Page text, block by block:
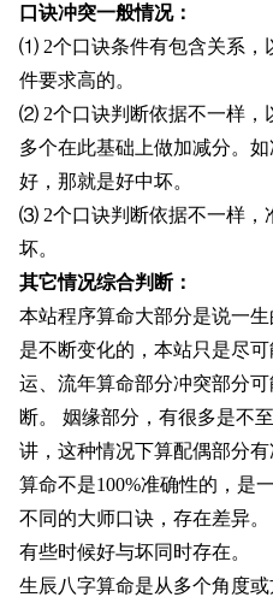
口诀冲突一般情况：
⑴ 2个口诀条件有包含关系，
件要求高的。
⑵ 2个口诀判断依据不一样，
多个在此基础上做加减分。
好，那就是好中坏。
⑶ 2个口诀判断依据不一样，
坏。
其它情况综合判断：
本站程序算命大部分是说一
是不断变化的，本站只是尽
运、流年算命部分冲突部分
断。 姻缘部分，有很多是不
讲，这种情况下算配偶部分有
算命不是100%准确性的，是
不同的大师口诀，存在差异。
有些时候好与坏同时存在。
生辰八字算命是从多个角度